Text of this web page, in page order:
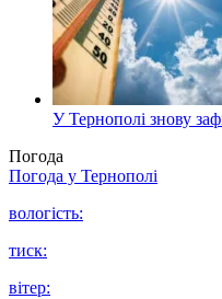
У Тернополі знову
Погода
Погода у Тернополі
вологість:
тиск:
вітер: